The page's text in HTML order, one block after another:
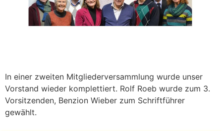
In einer zweiten Mitgliederversammlung wurde unser
Vorstand wieder komplettiert. Rolf Roeb wurde zum 3.
Vorsitzenden, Benzion Wieber zum Schriftführer
gewählt.